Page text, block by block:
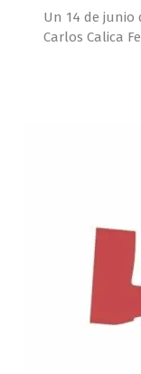
Un 14 de junio
Carlos Calica